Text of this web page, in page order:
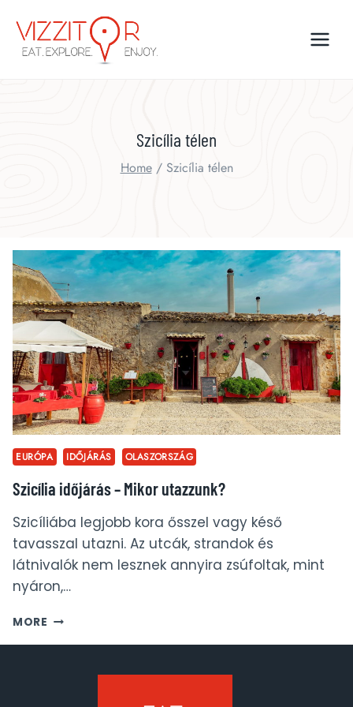
content
Szicília télen
Home / Szicília télen
EURÓPA IDŐJÁRÁS OLASZORSZÁG
Szicília időjárás – Mikor utazzunk?
Szicíliába legjobb kora ősszel vagy késő
tavasszal utazni. Az utcák, strandok és
látnivalók nem lesznek annyira zsúfoltak, mint
nyáron,…
MORE SZICÍLIA